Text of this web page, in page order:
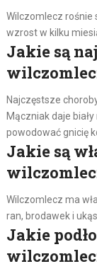
Wilczomlecz rośnie
wzrost w kilku
Jakie są
Najczęstsze
Mączniak daje
powodować gnicię
Jakie są
Wilczomlecz ma
ran, brodawek i
Jakie